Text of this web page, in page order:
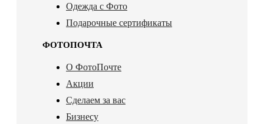
Одежда с Фото
Подарочные сертификаты
ФОТОПОЧТА
О ФотоПочте
Акции
Сделаем за вас
Бизнесу